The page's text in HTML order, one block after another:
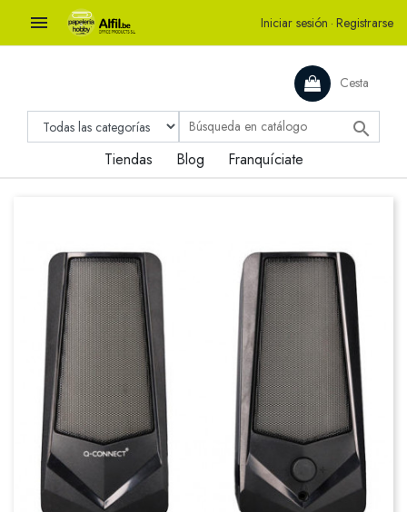
 Iniciar sesión · Registrarse
Cesta

Tiendas Blog Franquíciate